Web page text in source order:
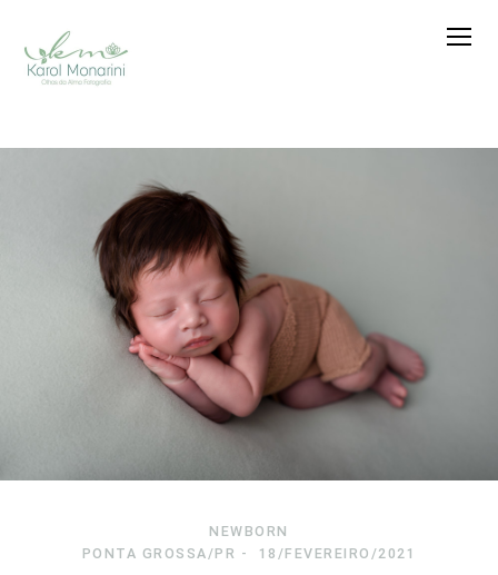
NEWBORN
PONTA GROSSA/PR
18/FEVEREIRO/2021